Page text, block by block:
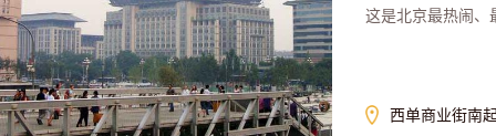
这是北京最热闹、
西单商业街南